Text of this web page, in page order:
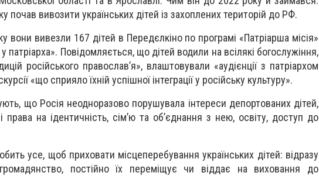
почав вивозити українських дітей із захоплених територій до РФ.
вони вивезли 167 дітей в Передєлкіно по програмі «Патріарша місія»
патріарха». Повідомляється, що дітей водили на всілякі богослужіння,
російського православ’я», влаштовували «аудієнції з патріархом
«що сприяло їхній успішної інтеграції у російську культуру».
що Росія неодноразово порушувала інтереси депортованих дітей,
права на ідентичність, сімʼю та об’єднання з нею, освіту, доступ до
усе, щоб приховати місцеперебування українських дітей: відразу
постійно їх переміщує чи віддає на виховання до